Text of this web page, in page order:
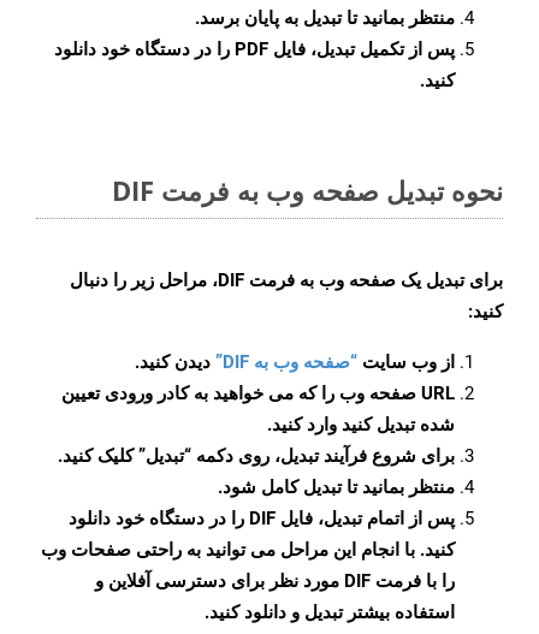
منتظر بمانید تا تبدیل به پایان برسد.
پس از تکمیل تبدیل، فایل PDF را در دستگاه خود دانلود
کنید.
نحوه تبدیل صفحه وب به فرمت DIF
برای تبدیل یک صفحه وب به فرمت DIF، مراحل زیر را دنبال
کنید:
از وب سایت “صفحه وب به DIF”
دیدن کنید.
URL صفحه وب را که می خواهید به کادر ورودی تعیین
شده تبدیل کنید وارد کنید.
برای شروع فرآیند تبدیل، روی دکمه “تبدیل” کلیک کنید.
منتظر بمانید تا تبدیل کامل شود.
پس از اتمام تبدیل، فایل DIF را در دستگاه خود دانلود
کنید. با انجام این مراحل می توانید به راحتی صفحات وب
را با فرمت DIF مورد نظر برای دسترسی آفلاین و
استفاده بیشتر تبدیل و دانلود کنید.